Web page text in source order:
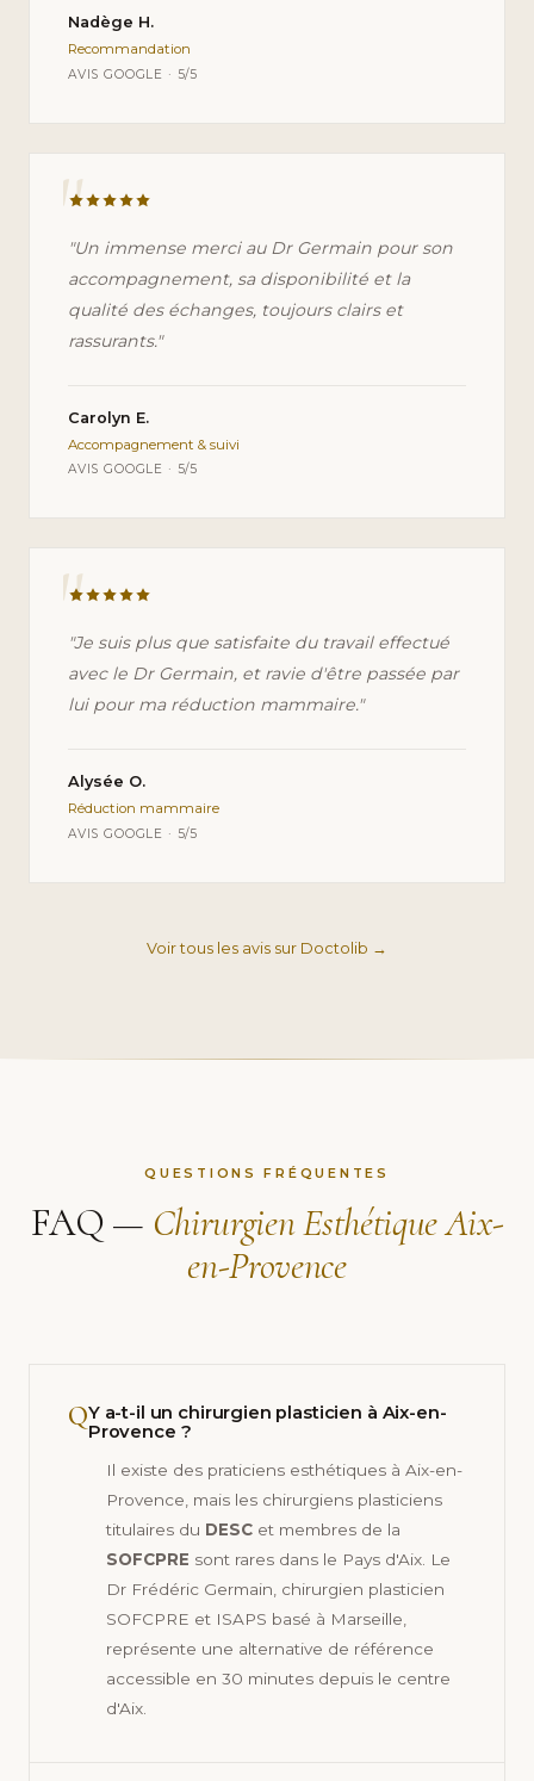
Nadège H.
Recommandation
AVIS GOOGLE · 5/5
"
"Un immense merci au Dr Germain pour son
accompagnement, sa disponibilité et la
qualité des échanges, toujours clairs et
rassurants."
Carolyn E.
Accompagnement & suivi
AVIS GOOGLE · 5/5
"
"Je suis plus que satisfaite du travail effectué
avec le Dr Germain, et ravie d'être passée par
lui pour ma réduction mammaire."
Alysée O.
Réduction mammaire
AVIS GOOGLE · 5/5
Voir tous les avis sur Doctolib →
QUESTIONS FRÉQUENTES
FAQ — Chirurgien Esthétique Aix-
en-Provence
QY a-t-il un chirurgien plasticien à Aix-en-
Provence ?
Il existe des praticiens esthétiques à Aix-en-
Provence, mais les chirurgiens plasticiens
titulaires du DESC et membres de la
SOFCPRE sont rares dans le Pays d'Aix. Le
Dr Frédéric Germain, chirurgien plasticien
SOFCPRE et ISAPS basé à Marseille,
représente une alternative de référence
accessible en 30 minutes depuis le centre
d'Aix.